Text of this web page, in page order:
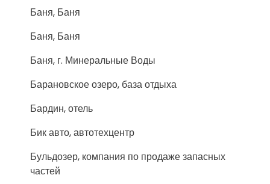
Баня, Баня
Баня, Баня
Баня, г. Минеральные Воды
Барановское озеро, база отдыха
Бардин, отель
Бик авто, автотехцентр
Бульдозер, компания по продаже запасных
частей